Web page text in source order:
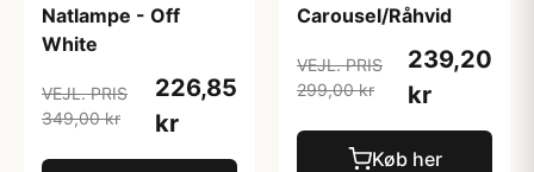
Natlampe - Off
White
VEJL. PRIS
349,00 kr
226,85
kr
Carousel/Råhvid
VEJL. PRIS
299,00 kr
239,20
kr
Køb her